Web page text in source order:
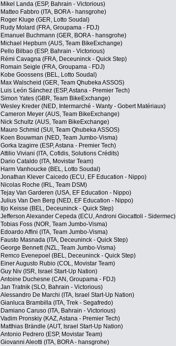
Mikel Landa (ESP, Bahrain - Victorious)
Matteo Fabbro (ITA, BORA - hansgrohe)
Roger Kluge (GER, Lotto Soudal)
Rudy Molard (FRA, Groupama - FDJ)
Emanuel Buchmann (GER, BORA - hansgrohe)
Michael Hepburn (AUS, Team BikeExchange)
Pello Bilbao (ESP, Bahrain - Victorious)
Rémi Cavagna (FRA, Deceuninck - Quick Step)
Romain Seigle (FRA, Groupama - FDJ)
Kobe Goossens (BEL, Lotto Soudal)
Max Walscheid (GER, Team Qhubeka ASSOS)
Luis León Sánchez (ESP, Astana - Premier Tech)
Simon Yates (GBR, Team BikeExchange)
Wesley Kreder (NED, Intermarché - Wanty - Gobert Matériaux)
Cameron Meyer (AUS, Team BikeExchange)
Nick Schultz (AUS, Team BikeExchange)
Mauro Schmid (SUI, Team Qhubeka ASSOS)
Koen Bouwman (NED, Team Jumbo-Visma)
Gorka Izagirre (ESP, Astana - Premier Tech)
Attilio Viviani (ITA, Cofidis, Solutions Crédits)
Dario Cataldo (ITA, Movistar Team)
Harm Vanhoucke (BEL, Lotto Soudal)
Jonathan Klever Caicedo (ECU, EF Education - Nippo)
Nicolas Roche (IRL, Team DSM)
Tejay Van Garderen (USA, EF Education - Nippo)
Julius Van Den Berg (NED, EF Education - Nippo)
Iljo Keisse (BEL, Deceuninck - Quick Step)
Jefferson Alexander Cepeda (ECU, Androni Giocattoli - Sidermec)
Tobias Foss (NOR, Team Jumbo-Visma)
Edoardo Affini (ITA, Team Jumbo-Visma)
Fausto Masnada (ITA, Deceuninck - Quick Step)
George Bennett (NZL, Team Jumbo-Visma)
Remco Evenepoel (BEL, Deceuninck - Quick Step)
Einer Augusto Rubio (COL, Movistar Team)
Guy Niv (ISR, Israel Start-Up Nation)
Antoine Duchesne (CAN, Groupama - FDJ)
Jan Tratnik (SLO, Bahrain - Victorious)
Alessandro De Marchi (ITA, Israel Start-Up Nation)
Gianluca Brambilla (ITA, Trek - Segafredo)
Damiano Caruso (ITA, Bahrain - Victorious)
Vadim Pronskiy (KAZ, Astana - Premier Tech)
Matthias Brändle (AUT, Israel Start-Up Nation)
Antonio Pedrero (ESP, Movistar Team)
Giovanni Aleotti (ITA, BORA - hansgrohe)